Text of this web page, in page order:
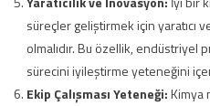
süreçler geliştirmek için yaratıcı
olmalıdır. Bu özellik, endüstriyel
sürecini iyileştirme yeteneğini
Ekip Çalışması Yeteneği:Kimya